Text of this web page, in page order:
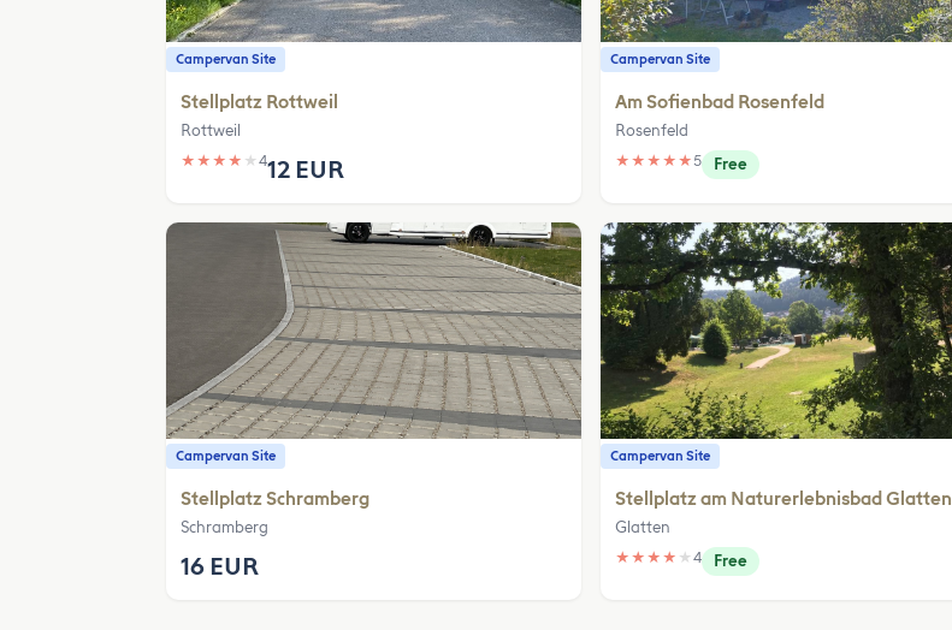
Campervan Site
Stellplatz Rottweil
Rottweil
★ ★ ★ ★ ★ 412 EUR
Campervan Site
Am Sofienbad Rosenfeld
Rosenfeld
★ ★ ★ ★ ★5 Free
Campervan Site
Stellplatz Schramberg
Schramberg
16 EUR
Campervan Site
Stellplatz am Naturerlebnisbad Glatten
Glatten
★ ★ ★ ★ ★4 Free